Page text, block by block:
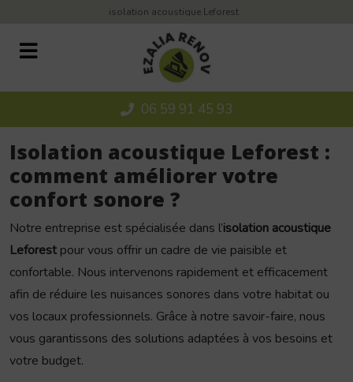
isolation acoustique Leforest
06 59 91 45 93
Isolation acoustique Leforest :
comment améliorer votre
confort sonore ?
Notre entreprise est spécialisée dans l’isolation acoustique
Leforest pour vous offrir un cadre de vie paisible et
confortable. Nous intervenons rapidement et efficacement
afin de réduire les nuisances sonores dans votre habitat ou
vos locaux professionnels. Grâce à notre savoir-faire, nous
vous garantissons des solutions adaptées à vos besoins et
votre budget.
Panneau de gestion des cookies